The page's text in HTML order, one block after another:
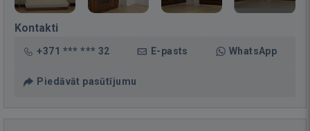
Kontakti
+371 *** *** 32 E-pasts WhatsApp
Piedāvāt pasūtījumu